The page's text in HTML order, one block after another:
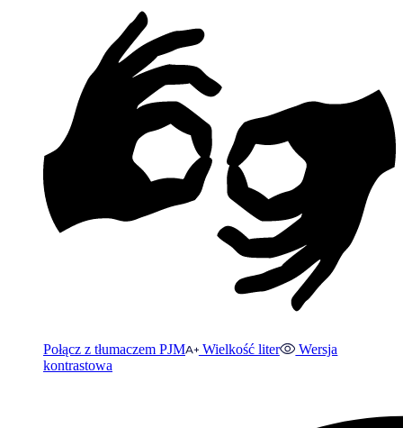
Połącz z tłumaczem PJM Wielkość liter
Wersja
kontrastowa